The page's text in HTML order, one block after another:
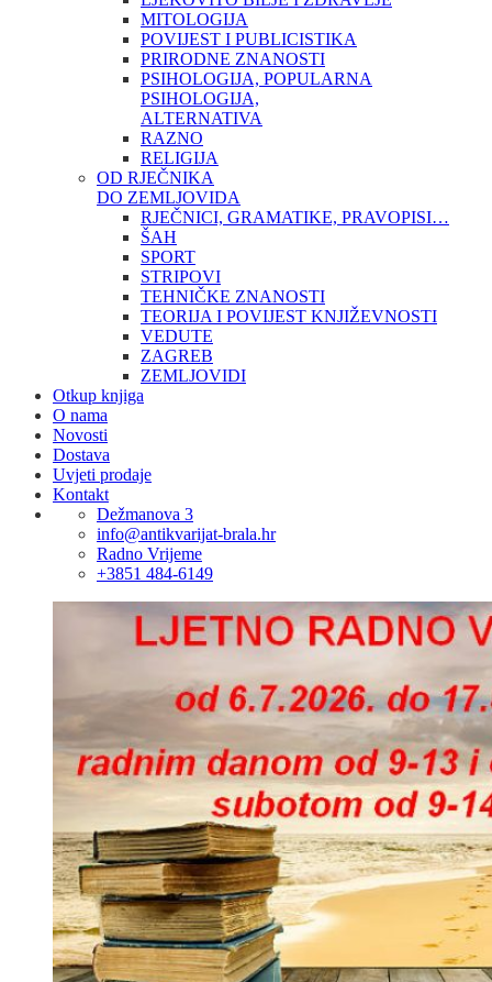
MITOLOGIJA
POVIJEST I PUBLICISTIKA
PRIRODNE ZNANOSTI
PSIHOLOGIJA, POPULARNA
PSIHOLOGIJA,
ALTERNATIVA
RAZNO
RELIGIJA
OD RJEČNIKA
DO ZEMLJOVIDA
RJEČNICI, GRAMATIKE, PRAVOPISI…
ŠAH
SPORT
STRIPOVI
TEHNIČKE ZNANOSTI
TEORIJA I POVIJEST KNJIŽEVNOSTI
VEDUTE
ZAGREB
ZEMLJOVIDI
Otkup knjiga
O nama
Novosti
Dostava
Uvjeti prodaje
Kontakt
Dežmanova 3
info@antikvarijat-brala.hr
Radno Vrijeme
+3851 484-6149